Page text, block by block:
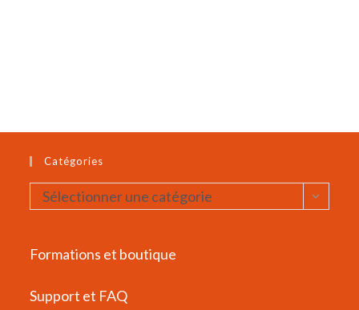
Catégories
Catégories
Sélectionner une catégorie
Formations et boutique
Support et FAQ